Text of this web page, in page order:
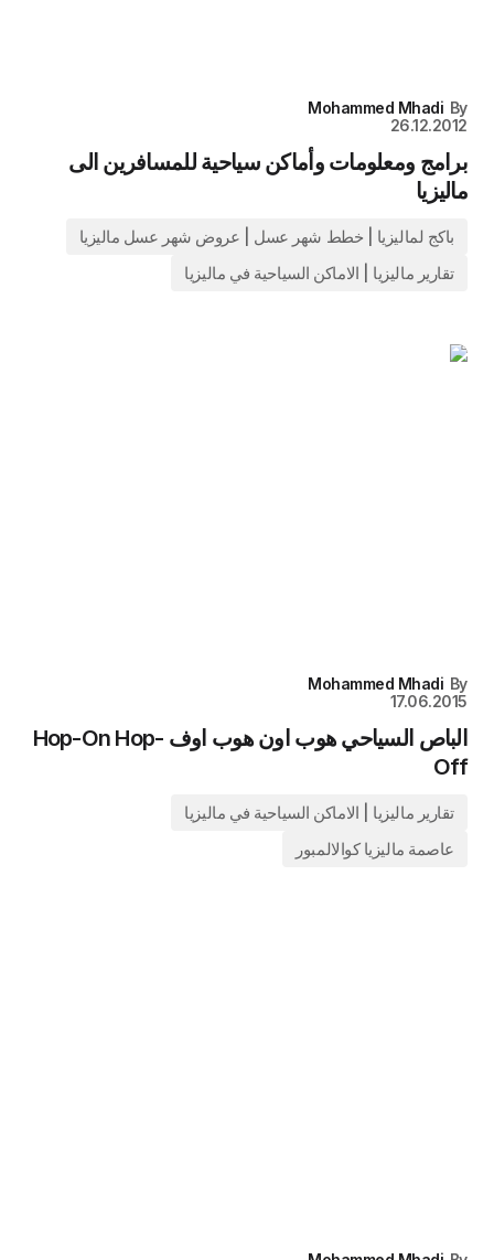
By
Mohammed Mhadi
26.12.2012
برامج ومعلومات وأماكن سياحية للمسافرين الى
ماليزيا
باكج لماليزيا | خطط شهر عسل | عروض شهر عسل ماليزيا
تقارير ماليزيا | الاماكن السياحية في ماليزيا
By
Mohammed Mhadi
17.06.2015
الباص السياحي هوب اون هوب اوف Hop-On Hop-
Off
تقارير ماليزيا | الاماكن السياحية في ماليزيا
عاصمة ماليزيا كوالالمبور